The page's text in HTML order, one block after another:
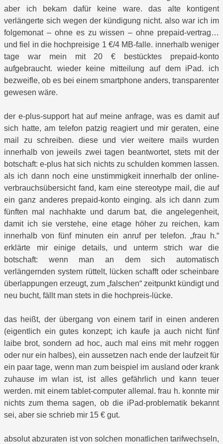
aber ich bekam dafür keine ware. das alte kontigent
verlängerte sich wegen der kündigung nicht. also war ich im
folgemonat – ohne es zu wissen – ohne prepaid-vertrag…
und fiel in die hochpreisige 1 €/4 MB-falle. innerhalb weniger
tage war mein mit 20 € bestücktes prepaid-konto
aufgebraucht. wieder keine mitteilung auf dem iPad. ich
bezweifle, ob es bei einem smartphone anders, transparenter
gewesen wäre.
der e-plus-support hat auf meine anfrage, was es damit auf
sich hatte, am telefon patzig reagiert und mir geraten, eine
mail zu schreiben. diese und vier weitere mails wurden
innerhalb von jeweils zwei tagen beantwortet, stets mit der
botschaft: e-plus hat sich nichts zu schulden kommen lassen.
als ich dann noch eine unstimmigkeit innerhalb der online-
verbrauchsübersicht fand, kam eine stereotype mail, die auf
ein ganz anderes prepaid-konto einging. als ich dann zum
fünften mal nachhakte und darum bat, die angelegenheit,
damit ich sie verstehe, eine etage höher zu reichen, kam
innerhalb von fünf minuten ein anruf per telefon. „frau h.“
erklärte mir einige details, und unterm strich war die
botschaft: wenn man an dem sich automatisch
verlängernden system rüttelt, lücken schafft oder scheinbare
überlappungen erzeugt, zum „falschen“ zeitpunkt kündigt und
neu bucht, fällt man stets in die hochpreis-lücke.
das heißt, der übergang von einem tarif in einen anderen
(eigentlich ein gutes konzept; ich kaufe ja auch nicht fünf
laibe brot, sondern ad hoc, auch mal eins mit mehr roggen
oder nur ein halbes), ein aussetzen nach ende der laufzeit für
ein paar tage, wenn man zum beispiel im ausland oder krank
zuhause im wlan ist, ist alles gefährlich und kann teuer
werden. mit einem tablet-computer allemal. frau h. konnte mir
nichts zum thema sagen, ob die iPad-problematik bekannt
sei, aber sie schrieb mir 15 € gut.
absolut abzuraten ist von solchen monatlichen tarifwechseln,